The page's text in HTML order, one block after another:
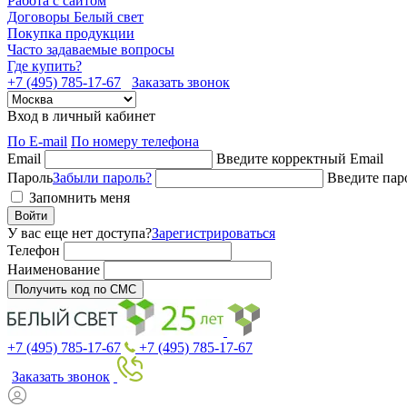
Договоры Белый свет
Покупка продукции
Часто задаваемые вопросы
Где купить?
+7 (495) 785-17-67
Заказать звонок
Вход в личный кабинет
По E-mail По номеру телефона
Email
Введите корректный Email
ПарольЗабыли пароль?
Введите
Запомнить меня
Войти
У вас еще нет доступа?Зарегистрироваться
Телефон
Наименование
Получить код по СМС
+7 (495) 785-17-67
+7 (495) 785-17-67
Заказать звонок